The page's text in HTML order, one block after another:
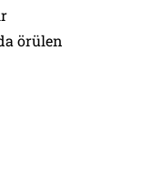
örülen